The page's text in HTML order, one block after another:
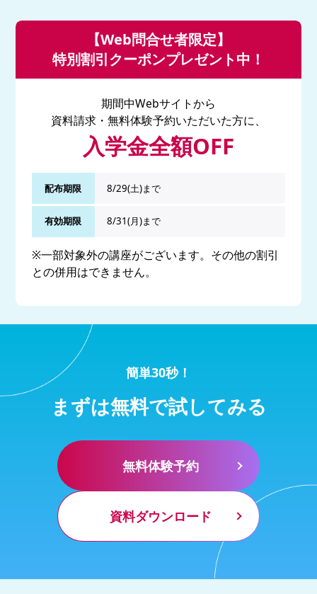
【Web問合せ者限定】
特別割引クーポンプレゼント中！
期間中Webサイトから
資料請求・無料体験予約いただいた方に、
入学金全額OFF
配布期限 8/29(土)まで
有効期限 8/31(月)まで
※一部対象外の講座がございます。その他の割引
との併用はできません。
簡単30秒！
まずは無料で試してみる
無料体験予約
資料ダウンロード